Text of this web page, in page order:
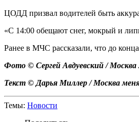
ЦОДД призвал водителей быть
«С 14:00 обещают снег, мокрый и
Ранее в МЧС рассказали, что до
Фото © Cергей Авдуевский / Москва
Текст © Дарья Миллер / Москва
Темы: Новости